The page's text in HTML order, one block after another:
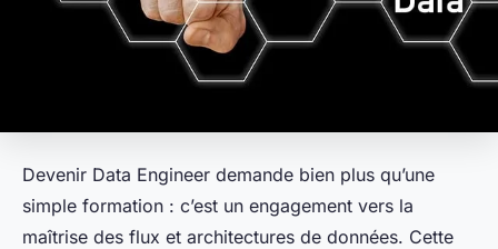
Devenir Data Engineer demande bien plus qu’une
simple formation : c’est un engagement vers la
maîtrise des flux et architectures de données. Cette